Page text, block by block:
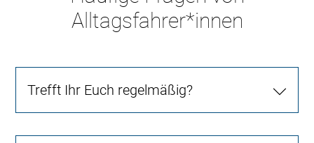
Alltagsfahrer*innen
Trefft Ihr Euch regelmäßig?